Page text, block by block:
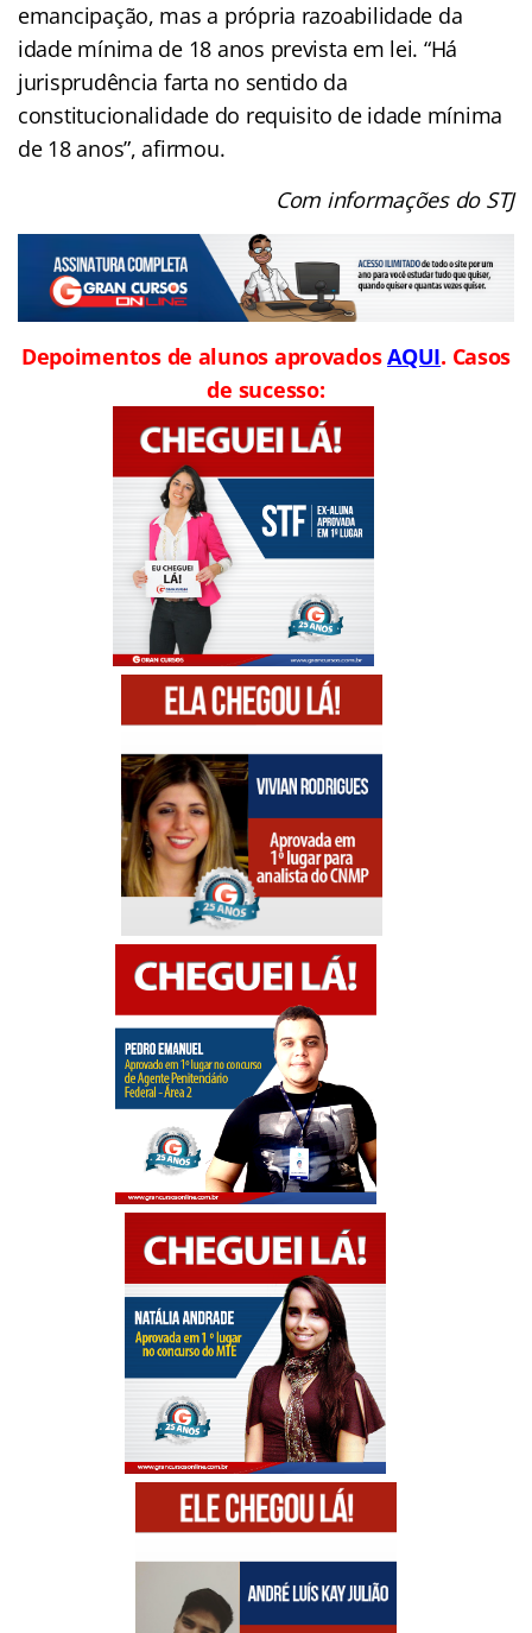
emancipação, mas a própria razoabilidade da
idade mínima de 18 anos prevista em lei. “Há
jurisprudência farta no sentido da
constitucionalidade do requisito de idade mínima
de 18 anos”, afirmou.
Com informações do STJ
Depoimentos de alunos aprovadosAQUI. Casos
de sucesso: